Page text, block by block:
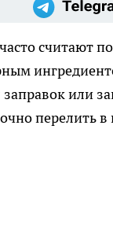
считают
или
перелить